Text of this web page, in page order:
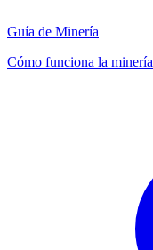
Guía de Minería
Cómo funciona la minería